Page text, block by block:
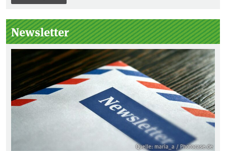
Newsletter
Quelle: maria_a / Photocase.de